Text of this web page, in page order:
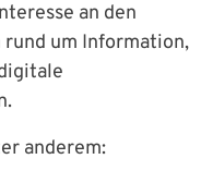
an den
um Information,
anderem: